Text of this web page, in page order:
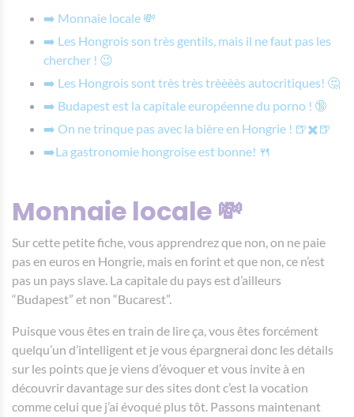
➡️ Monnaie locale 💸
➡️ Les Hongrois son très gentils, mais il ne faut pas les
chercher ! 😉
➡️ Les Hongrois sont très très trèèèès autocritiques! 🤔
➡️ Budapest est la capitale européenne du porno ! 🔞
➡️ On ne trinque pas avec la bière en Hongrie ! 🍺✖️🍺
➡️La gastronomie hongroise est bonne! 🍴
Monnaie locale 💸
Sur cette petite fiche, vous apprendrez que non, on ne paie
pas en euros en Hongrie, mais en forint et que non, ce n’est
pas un pays slave. La capitale du pays est d’ailleurs
“Budapest” et non “Bucarest”.
Puisque vous êtes en train de lire ça, vous êtes forcément
quelqu’un d’intelligent et je vous épargnerai donc les détails
sur les points que je viens d’évoquer et vous invite à en
découvrir davantage sur des sites dont c’est la vocation
comme celui que j’ai évoqué plus tôt. Passons maintenant